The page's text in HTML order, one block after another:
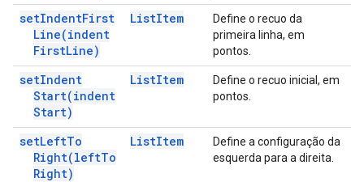
setIndentFirst
Line(indent
FirstLine)
ListItem
Define o recuo da
primeira linha, em
pontos.
setIndent
Start(indent
Start)
ListItem
Define o recuo inicial, em
pontos.
setLeftTo
Right(leftTo
Right)
ListItem
Define a configuração da
esquerda para a direita.